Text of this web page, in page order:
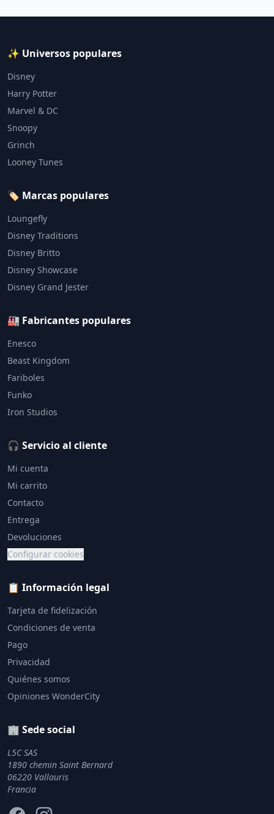
✨ Universos populares
Disney
Harry Potter
Marvel & DC
Snoopy
Grinch
Looney Tunes
🏷️ Marcas populares
Loungefly
Disney Traditions
Disney Britto
Disney Showcase
Disney Grand Jester
🏭 Fabricantes populares
Enesco
Beast Kingdom
Fariboles
Funko
Iron Studios
🎧 Servicio al cliente
Mi cuenta
Mi carrito
Contacto
Entrega
Devoluciones
Configurar cookies
📋 Información legal
Tarjeta de fidelización
Condiciones de venta
Pago
Privacidad
Quiénes somos
Opiniones WonderCity
🏢 Sede social
L5C SAS
1890 chemin Saint Bernard
06220 Vallauris
Francia